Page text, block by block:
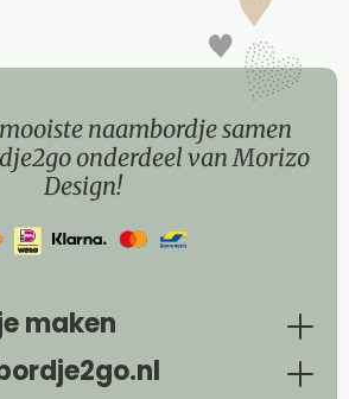
naambordje samen
onderdeel van Morizo
Design!
maken